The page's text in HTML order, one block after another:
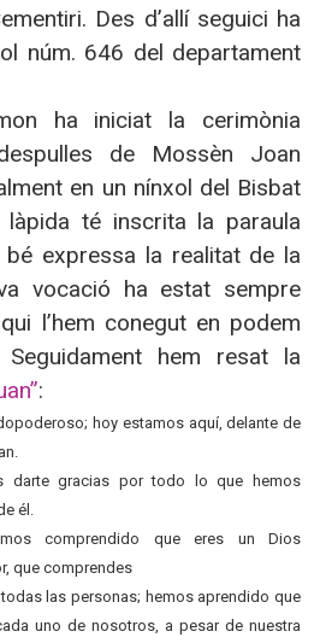
Des d’allí seguici ha
núm. 646 del departament
ha iniciat la cerimònia
de Mossèn Joan
en un nínxol del Bisbat
té inscrita la paraula
bé expressa la realitat de la
vocació ha estat sempre
l’hem conegut en podem
hem resat la
:
hoy estamos aquí, delante de
darte gracias por todo lo que hemos
él.
comprendido que eres un Dios
que comprendes
las personas; hemos aprendido que
uno de nosotros, a pesar de nuestra